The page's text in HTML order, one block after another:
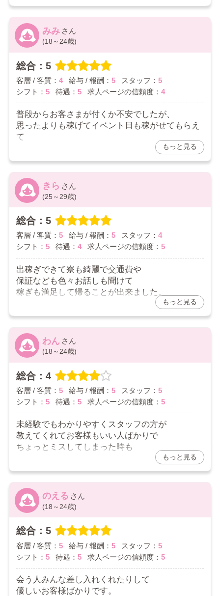
お客さんも優しく教えてくれてちょっと苦手の人
も
スタッフに言ったら早急に対応してくれてつかな
くて
良くなったので働きやすかったです。
2026/06/27
みみ
(18～24歳)
総合：5
客層 / 客質： 4 給与 / 報酬： 5 スタッフ： 5
シフト： 5 待遇： 5 求人ページの信頼度： 4
普段からお客さまが付くか不安でしたが、
思ったよりも稼げてイベント日も稼がせてもらえ
て
シフトも短い時間でも働かせてくれて働きやすい
です。
2026/06/20
もっと見る
きら
(25～29歳)
総合：5
客層 / 客質： 5 給与 / 報酬： 5 スタッフ： 4
シフト： 5 待遇： 4 求人ページの信頼度： 5
出稼ぎできて寮も綺麗で交通費や
保証なども色々お話しも聞けて
稼ぎも満足して帰ることが出来ました。
また来てくださいって言われてもちろんです！
って即答してしまいました！
2026/06/11
もっと見る
わん
(18～24歳)
総合：4
客層 / 客質： 5 給与 / 報酬： 5 スタッフ： 5
シフト： 5 待遇： 5 求人ページの信頼度： 5
未経験でもわかりやすくスタッフの方が
教えてくれてお客様もいい人ばかりで
ちょっとミスしてしまった時も
笑って許してくれて安心できました。
2026/06/01
もっと見る
のえる
(18～24歳)
総合：5
客層 / 客質： 5 給与 / 報酬： 5 スタッフ： 5
シフト： 5 待遇： 5 求人ページの信頼度： 5
会う人みんな差し入れくれたりして
優しいお客様ばかりです。